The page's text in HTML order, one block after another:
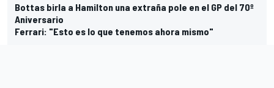
Bottas birla a Hamilton una extraña pole en el GP del 70º
Aniversario
Ferrari: "Esto es lo que tenemos ahora mismo"